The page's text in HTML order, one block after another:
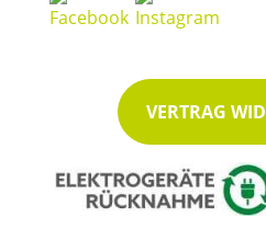
VERTRAG